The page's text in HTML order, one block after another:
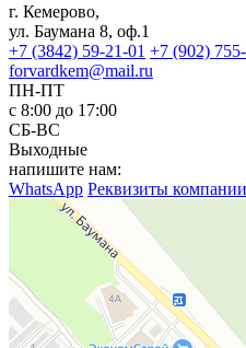
г. Кемерово,
ул. Баумана 8, оф.1
+7 (3842) 59-21-01 +7 (902)
forvardkem@mail.ru
ПН-ПТ
с 8:00 до 17:00
СБ-ВС
Выходные
напишите нам:
WhatsApp Реквизиты компании